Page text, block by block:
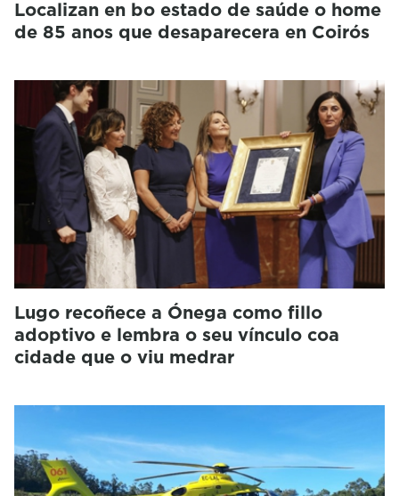
Localizan en bo estado de saúde o home
de 85 anos que desaparecera en Coirós
Lugo recoñece a Ónega como fillo
adoptivo e lembra o seu vínculo coa
cidade que o viu medrar